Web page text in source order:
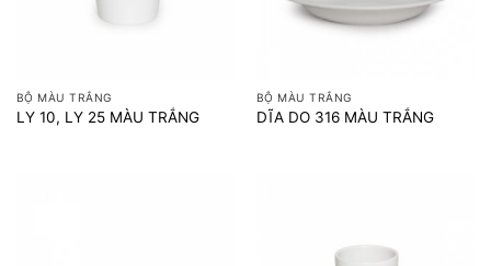
BỘ MÀU TRẮNG
LY 10, LY 25 MÀU TRẮNG
BỘ MÀU TRẮNG
DĨA DO 316 MÀU TRẮNG